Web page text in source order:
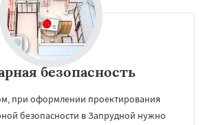
безопасность
при оформлении проектирования
безопасности в Запрудной нужно